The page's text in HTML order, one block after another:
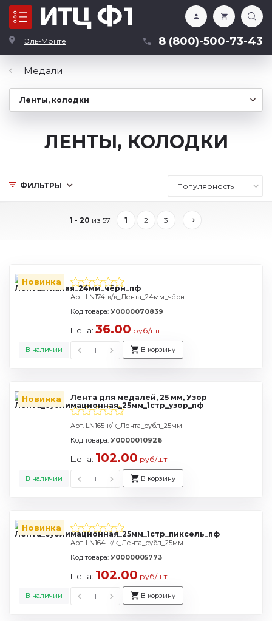
Эль-Монте 8 (800)-500-73-43
Каталог
ФИЛЬТРЫ
Медали
ЛЕНТЫ, КОЛОДКИ
1 - 20 из 57 1 2 3
Новинка
Арт. LN174-к/к_Лента_24мм_чёрн
В наличии
Код товара: У0000070839
Цена: 36.00 руб/шт
В корзину
Новинка Лента для медалей, 25 мм, Узор
Арт. LN165-к/к_Лента_субл_25мм
В наличии
Код товара: У0000010926
Цена: 102.00 руб/шт
В корзину
Новинка
Арт. LN164-к/к_Лента_субл_25мм
В наличии
Код товара: У0000005773
Цена: 102.00 руб/шт
В корзину